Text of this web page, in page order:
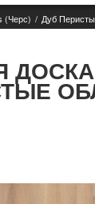
(Черс) Дуб
ДОСКА